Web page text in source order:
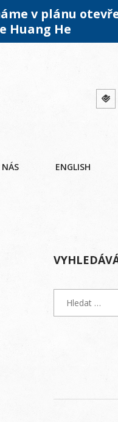
v plánu
Huang He
ENGLISH